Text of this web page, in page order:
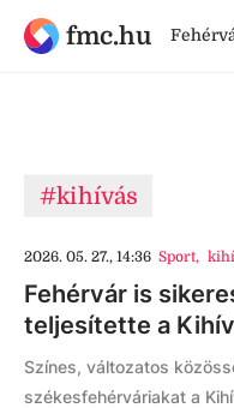
fmc.hu
#kihívás
2026. 05. 27., 14:36 Sport,
Fehérvár is
teljesítette a
Színes, változatos
székesfehérváriakat a